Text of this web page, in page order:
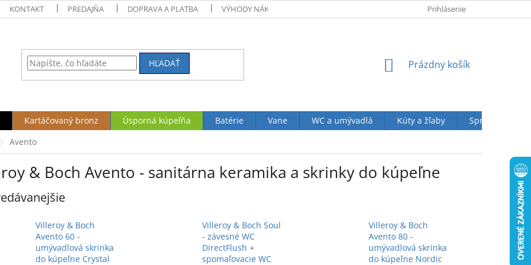
KONTAKT PREDAJŇA DOPRAVA A PLATBA VÝHODY NÁKUPU U NÁS OBCHODNÉ PODMIENKY (VOP)Prihlásenie
HĽADAŤ
NÁKUPNÝ
Prázdny košík
Kartáčovaný bronz Úsporná kúpeľňa Batérie Vane WC a umývadlá Kúty a žľaby
Sprchové sety
Avento
& Boch Avento - sanitárna keramika a skrinky do kúpeľne
Villeroy & Boch
Avento 60 -
umývadlová skrinka
do kúpeľne Crystal
Villeroy & Boch Soul
- závesné WC
DirectFlush +
spomaľovacie WC
Villeroy & Boch
Avento 80 -
umývadlová skrinka
do kúpeľne Nordic